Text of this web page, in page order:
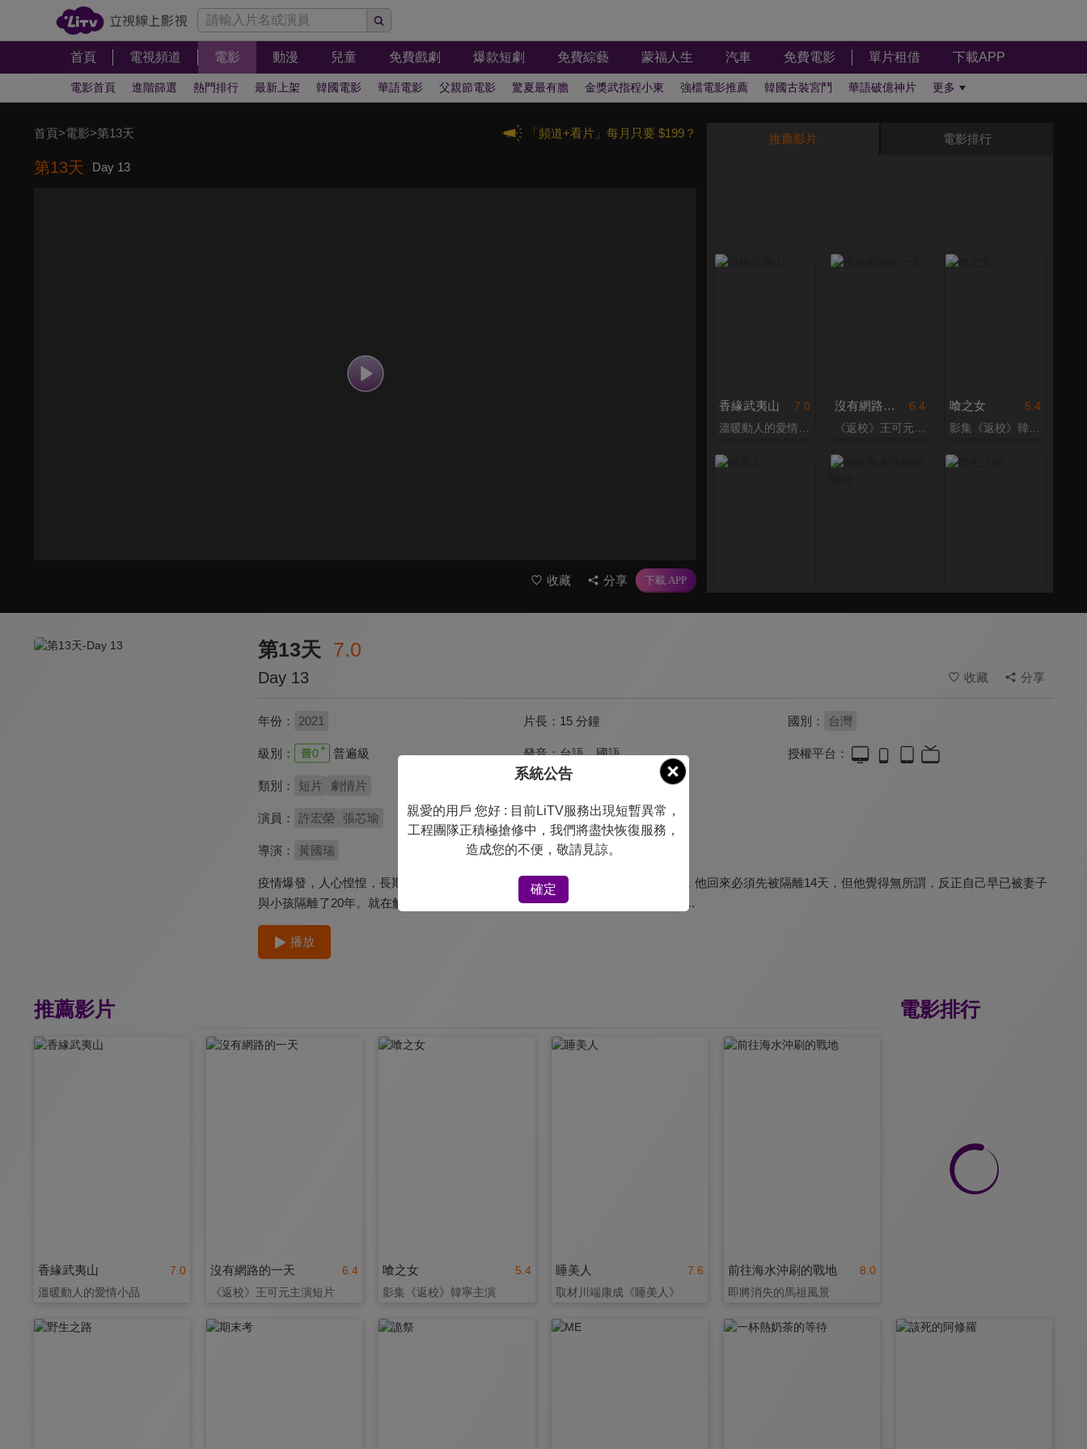
首頁 電視頻道 電影 動漫 兒童 免費戲劇 爆款短劇 免費綜藝 蒙福人生 汽車 免費電影 單片租借 下載APP
電影首頁 進階篩選 熱門排行 最新上架 韓國電影 華語電影 父親節電影 驚夏最有膽 金獎武指程小東 強檔電影推薦 韓國古裝宮鬥 華語破億神片 更多
「頻道+看片」每月只要 $199？
首頁>電影>第13天
第13天 Day 13
收藏 分享
推薦影片 電影排行
7.0
香緣武夷山
溫暖動人的愛情小品
6.4
沒有網路的一天
《返校》王可元主演短片
5.4
喰之女
影集《返校》韓寧主演
7.5
第13天 7.0
Day 13 收藏 分享
年份： 2021 片長： 15 分鐘 國別： 台灣
級別： 普遍級 發音：台語、國語 授權平台：
類別： 短片 劇情片
演員： 許宏榮 張芯瑜
導演： 黃國瑞
疫情爆發，人心惶惶，長期於香港經商的男子返台，欲探望病危的前妻。按規定，他回來必須先被隔離14天，但他覺得無所謂，反正自己早已被妻子
與小孩隔離了20年。就在解除隔離的前一天，即將面對家人的他卻開始猶豫起來…
播放
電影排行
推薦影片
7.0
香緣武夷山
溫暖動人的愛情小品
6.4
沒有網路的一天
《返校》王可元主演短片
5.4
喰之女
影集《返校》韓寧主演
7.6
睡美人
取材川端康成《睡美人》
8.0
前往海水沖刷的戰地
即將消失的馬祖風景
系統公告
親愛的用戶 您好 : 目前LiTV服務出現短暫異常，
工程團隊正積極搶修中，我們將盡快恢復服務，
造成您的不便，敬請見諒。
確定